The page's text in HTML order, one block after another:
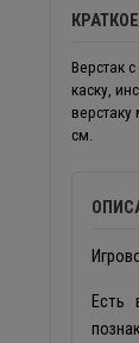
Верстак
каску,
см.
Есть